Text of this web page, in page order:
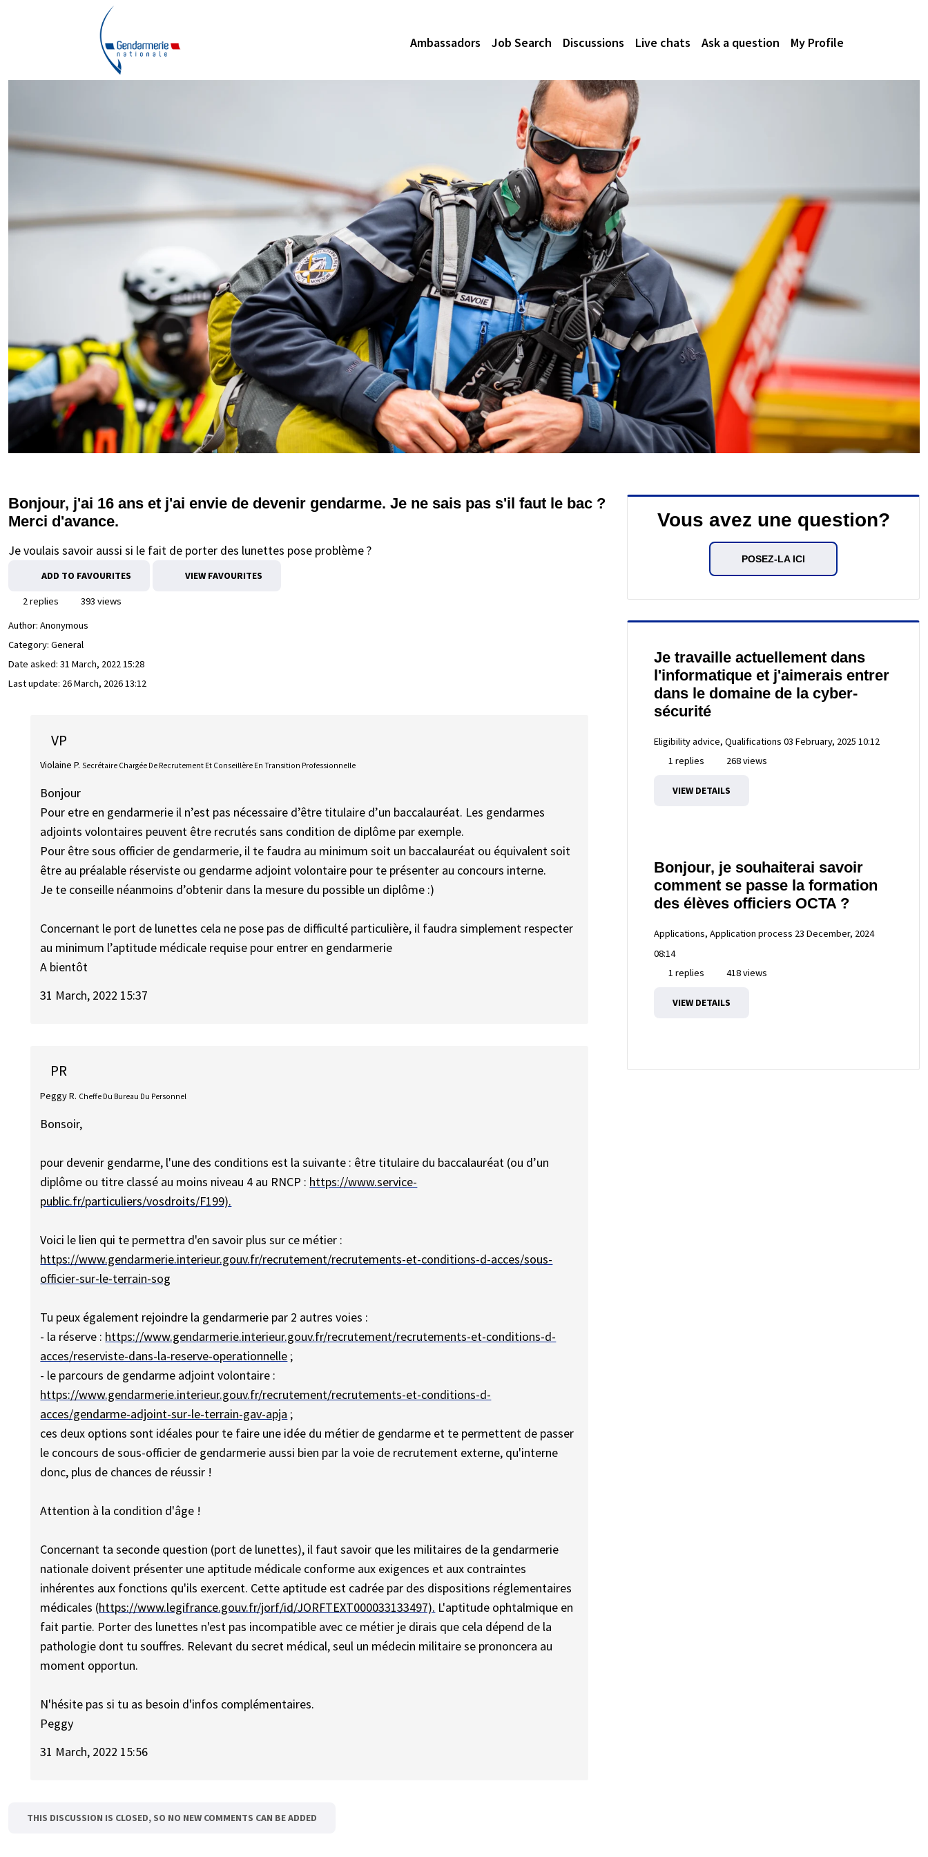
Ambassadors Job Search Discussions Live chats Ask a question My Profile
Bonjour, j'ai 16 ans et j'ai envie de devenir gendarme. Je ne sais pas s'il faut le bac ?
Merci d'avance.
Je voulais savoir aussi si le fait de porter des lunettes pose problème ?
ADD TO FAVOURITES VIEW FAVOURITES
2 replies
393 views
Author: Anonymous
Category: General
Date asked: 31 March, 2022 15:28
Last update: 26 March, 2026 13:12
VP
Violaine P. Secrétaire Chargée De Recrutement Et Conseillère En Transition Professionnelle
Bonjour
Pour etre en gendarmerie il n’est pas nécessaire d’être titulaire d’un baccalauréat. Les gendarmes
adjoints volontaires peuvent être recrutés sans condition de diplôme par exemple.
Pour être sous officier de gendarmerie, il te faudra au minimum soit un baccalauréat ou équivalent soit
être au préalable réserviste ou gendarme adjoint volontaire pour te présenter au concours interne.
Je te conseille néanmoins d’obtenir dans la mesure du possible un diplôme :)
Concernant le port de lunettes cela ne pose pas de difficulté particulière, il faudra simplement respecter
au minimum l’aptitude médicale requise pour entrer en gendarmerie
A bientôt
31 March, 2022 15:37
PR
Peggy R. Cheffe Du Bureau Du Personnel
Bonsoir,
pour devenir gendarme, l'une des conditions est la suivante : être titulaire du baccalauréat (ou d’un
diplôme ou titre classé au moins niveau 4 au RNCP : https://www.service-
public.fr/particuliers/vosdroits/F199).
Voici le lien qui te permettra d'en savoir plus sur ce métier :
https://www.gendarmerie.interieur.gouv.fr/recrutement/recrutements-et-conditions-d-acces/sous-
officier-sur-le-terrain-sog
Tu peux également rejoindre la gendarmerie par 2 autres voies :
- la réserve : https://www.gendarmerie.interieur.gouv.fr/recrutement/recrutements-et-conditions-d-
acces/reserviste-dans-la-reserve-operationnelle ;
- le parcours de gendarme adjoint volontaire :
https://www.gendarmerie.interieur.gouv.fr/recrutement/recrutements-et-conditions-d-
acces/gendarme-adjoint-sur-le-terrain-gav-apja ;
ces deux options sont idéales pour te faire une idée du métier de gendarme et te permettent de passer
le concours de sous-officier de gendarmerie aussi bien par la voie de recrutement externe, qu'interne
donc, plus de chances de réussir !
Attention à la condition d'âge !
Concernant ta seconde question (port de lunettes), il faut savoir que les militaires de la gendarmerie
nationale doivent présenter une aptitude médicale conforme aux exigences et aux contraintes
inhérentes aux fonctions qu'ils exercent. Cette aptitude est cadrée par des dispositions réglementaires
médicales (https://www.legifrance.gouv.fr/jorf/id/JORFTEXT000033133497). L'aptitude ophtalmique en
fait partie. Porter des lunettes n'est pas incompatible avec ce métier je dirais que cela dépend de la
pathologie dont tu souffres. Relevant du secret médical, seul un médecin militaire se prononcera au
moment opportun.
N'hésite pas si tu as besoin d'infos complémentaires.
Peggy
31 March, 2022 15:56
THIS DISCUSSION IS CLOSED, SO NO NEW COMMENTS CAN BE ADDED
Vous avez une question?
POSEZ-LA ICI
Je travaille actuellement dans
l'informatique et j'aimerais entrer
dans le domaine de la cyber-
sécurité
Eligibility advice, Qualifications 03 February, 2025 10:12
1 replies
268 views
VIEW DETAILS
Bonjour, je souhaiterai savoir
comment se passe la formation
des élèves officiers OCTA ?
Applications, Application process 23 December, 2024
08:14
1 replies
418 views
VIEW DETAILS